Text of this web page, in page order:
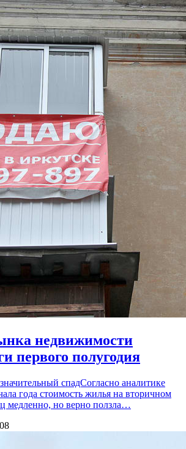
недвижимости
первого полугодия
спадСогласно аналитике
года стоимость жилья на вторичном
медленно, но верно ползла…